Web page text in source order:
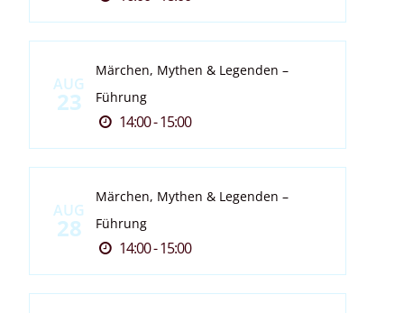
AUG
23
Märchen, Mythen & Legenden –
Führung
14:00 - 15:00
AUG
28
Märchen, Mythen & Legenden –
Führung
14:00 - 15:00